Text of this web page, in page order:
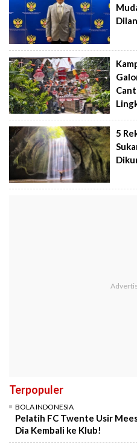
5
Terpopuler
BOLA INDONESIA
Pelatih FC Twente Usir
Dia Kembali ke Klub!